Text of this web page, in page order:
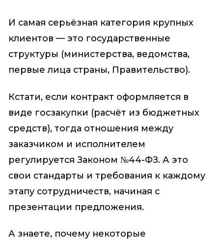
И самая серьёзная категория крупных
клиентов — это государственные
структуры (министерства, ведомства,
первые лица страны, Правительство).
Кстати, если контракт оформляется в
виде госзакупки (расчёт из бюджетных
средств), тогда отношения между
заказчиком и исполнителем
регулируется Законом №44-ФЗ. А это
свои стандарты и требования к каждому
этапу сотрудничеств, начиная с
презентации предложения.
А знаете, почему некоторые